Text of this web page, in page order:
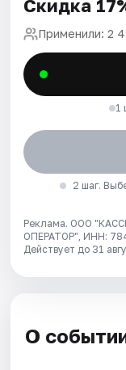
Скидка
Применили: 2
1
2 шаг.
Реклама. ООО
ОПЕРАТОР", ИНН:
Действует до 31
О